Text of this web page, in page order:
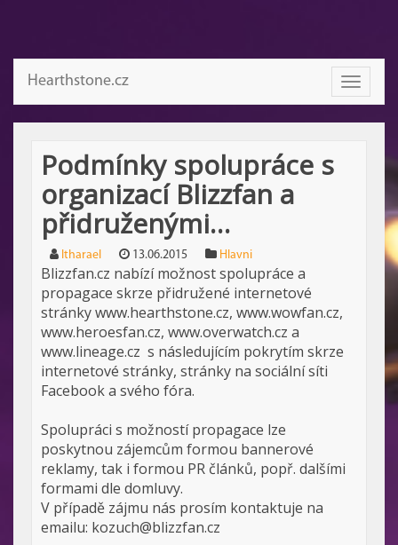
Toggle
Hearthstone.cz
Podmínky spolupráce s
organizací Blizzfan a
přidruženými…
Itharael 13.06.2015 Hlavni
Blizzfan.cz nabízí možnost spolupráce a
propagace skrze přidružené internetové
stránky www.hearthstone.cz, www.wowfan.cz,
www.heroesfan.cz, www.overwatch.cz a
www.lineage.cz s následujícím pokrytím skrze
internetové stránky, stránky na sociální síti
Facebook a svého fóra.
Spolupráci s možností propagace lze
poskytnou zájemcům formou bannerové
reklamy, tak i formou PR článků, popř. dalšími
formami dle domluvy.
V případě zájmu nás prosím kontaktuje na
emailu: kozuch@blizzfan.cz